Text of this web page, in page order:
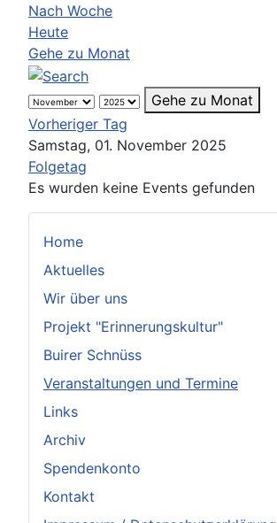
Home
Aktuelles
Wir über uns
Projekt "Erinnerungskultur"
Buirer Schnüss
Veranstaltungen und Termine
Links
Archiv
Spendenkonto
Kontakt
Nach Woche
Heute
Gehe zu Monat
Gehe zu Monat
Vorheriger Tag
Samstag, 01. November 2025
Folgetag
Es wurden keine Events gefunden